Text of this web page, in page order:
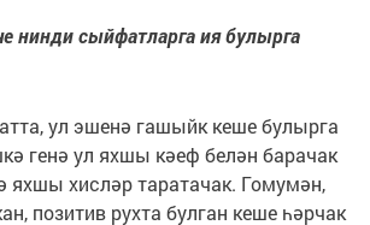
нинди сыйфатларга ия булырга
ул эшенә гашыйк кеше булырга
генә ул яхшы кәеф белән барачак
яхшы хисләр таратачак. Гомумән,
позитив рухта булган кеше һәрчак